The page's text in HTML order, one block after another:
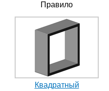
Правило
Квадратный